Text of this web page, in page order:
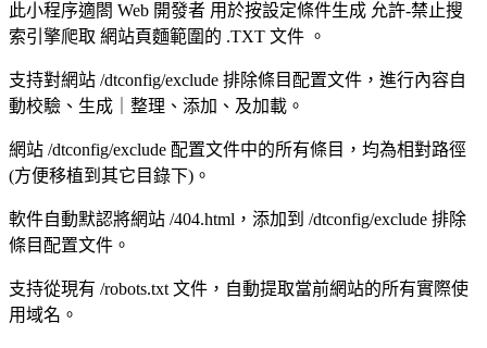
此小程序適閤 Web 開發者 用於按設定條件生成 允許-禁止搜
索引擎爬取 網站頁麵範圍的 .TXT 文件 。
支持對網站 /dtconfig/exclude 排除條目配置文件，進行內容自
動校驗、生成｜整理、添加、及加載。
網站 /dtconfig/exclude 配置文件中的所有條目，均為相對路徑
(方便移植到其它目錄下)。
軟件自動默認將網站 /404.html，添加到 /dtconfig/exclude 排除
條目配置文件。
支持從現有 /robots.txt 文件，自動提取當前網站的所有實際使
用域名。